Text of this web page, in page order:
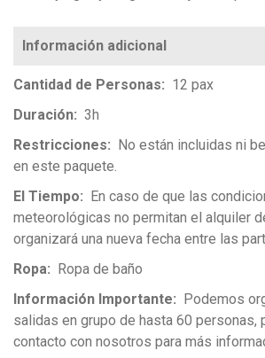
Cantidad de Personas
12 pax
Duración
3h
Restricciones
No están incluidas ni
en este paquete.
El Tiempo
En caso de que las
meteorológicas no permitan el alquiler
organizará una nueva fecha entre las
Ropa
Ropa de baño
Información Importante
Podemos
salidas en grupo de hasta 60 personas,
contacto con nosotros para más